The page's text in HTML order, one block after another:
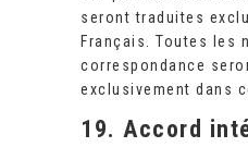
seront traduites
Français. Toutes
correspondance
exclusivement dans
19. Accord